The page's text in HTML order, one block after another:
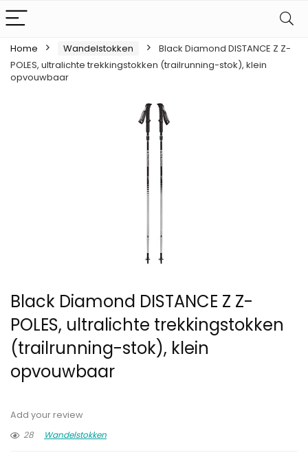
Home Wandelstokken
Black Diamond DISTANCE Z Z-
POLES, ultralichte trekkingstokken (trailrunning-stok), klein
opvouwbaar
Black Diamond DISTANCE Z Z-
POLES, ultralichte trekkingstokken
(trailrunning-stok), klein
opvouwbaar
Add your review
28
Wandelstokken